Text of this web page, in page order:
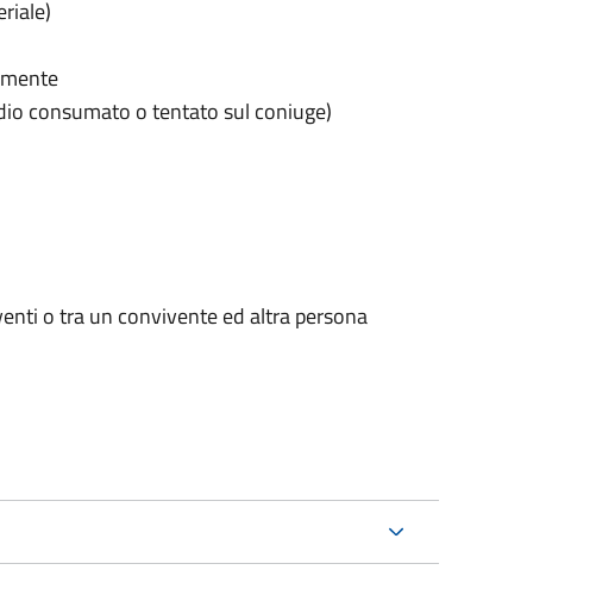
consumato o tentato sul coniuge)
o tra un convivente ed altra persona